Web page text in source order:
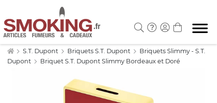
S.T. Dupont Briquets S.T. Dupont
Briquets Slimmy - S.T.
Dupont
Briquet S.T. Dupont Slimmy Bordeaux et Doré